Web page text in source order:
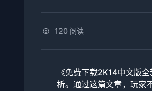
120 阅读
《免费下载2K14中文版
析。通过这篇文章，玩家